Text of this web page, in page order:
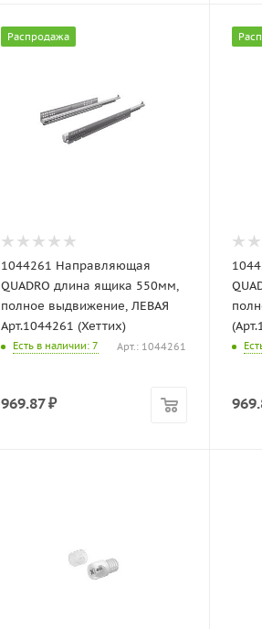
Распродажа
1044261 Направляющая
QUADRO длина ящика 550мм,
полное выдвижение, ЛЕВАЯ
Арт.1044261 (Хеттих)
Есть в наличии: 7 Арт.: 1044261
969.87₽